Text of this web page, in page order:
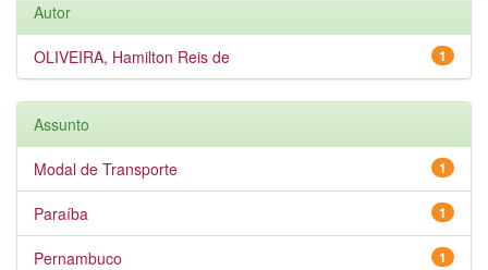
Autor
1
OLIVEIRA, Hamilton Reis de
Assunto
1
Modal de Transporte
1
Paraíba
1
Pernambuco